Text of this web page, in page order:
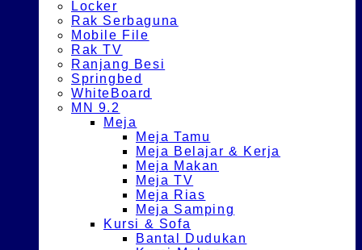
Locker
Rak Serbaguna
Mobile File
Rak TV
Ranjang Besi
Springbed
WhiteBoard
MN 9.2
Meja
Meja Tamu
Meja Belajar & Kerja
Meja Makan
Meja TV
Meja Rias
Meja Samping
Kursi & Sofa
Bantal Dudukan